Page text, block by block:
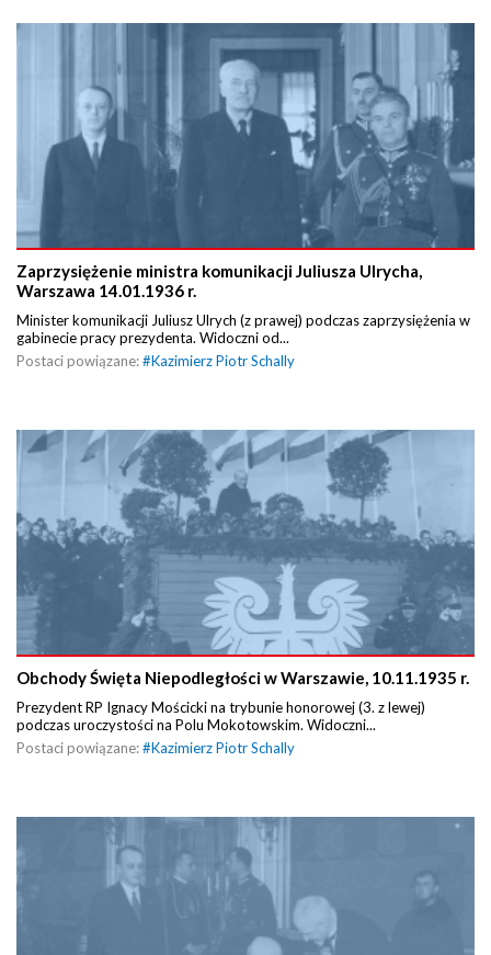
Zaprzysiężenie ministra komunikacji Juliusza Ulrycha,
Warszawa 14.01.1936 r.
Minister komunikacji Juliusz Ulrych (z prawej) podczas zaprzysiężenia w
gabinecie pracy prezydenta. Widoczni od...
Postaci powiązane:#Kazimierz Piotr Schally
Obchody Święta Niepodległości w Warszawie, 10.11.1935 r.
Prezydent RP Ignacy Mościcki na trybunie honorowej (3. z lewej)
podczas uroczystości na Polu Mokotowskim. Widoczni...
Postaci powiązane:#Kazimierz Piotr Schally